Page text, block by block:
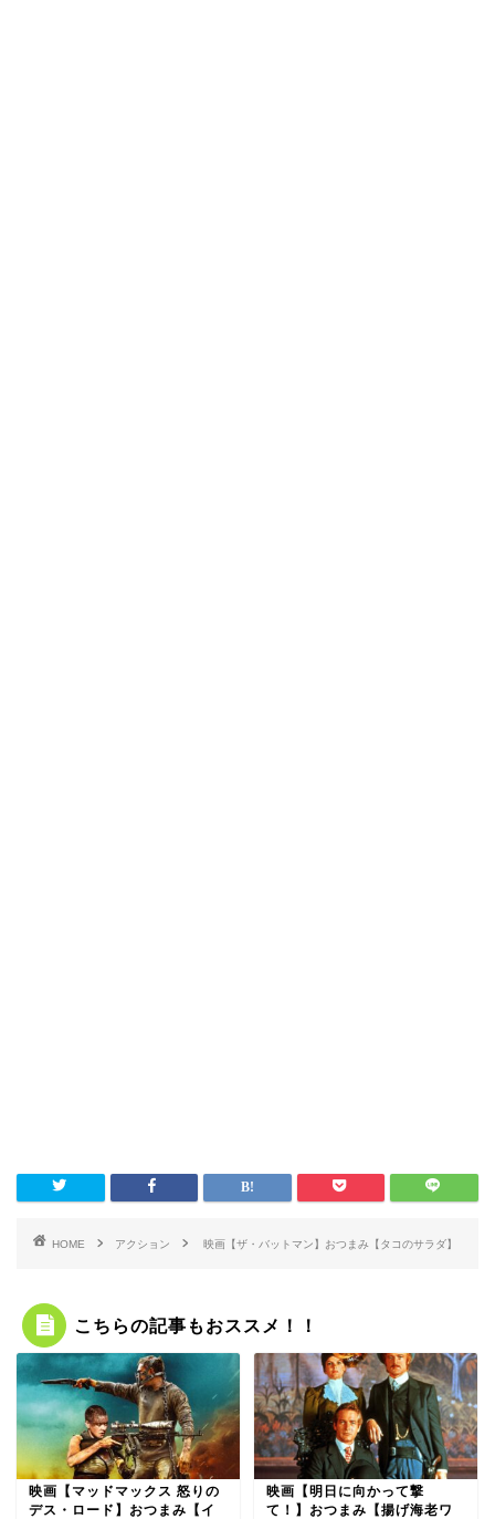
HOME アクション 映画【ザ・バットマン】おつまみ【タコのサラダ】
こちらの記事もおススメ！！
映画【マッドマックス 怒りの
デス・ロード】おつまみ【イ
映画【明日に向かって撃
て！】おつまみ【揚げ海老ワ